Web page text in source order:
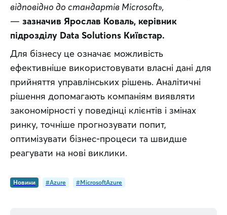
відповідно до стандартів Microsoft»,
— зазначив Ярослав Коваль, керівник
підрозділу Data Solutions Київстар.
Для бізнесу це означає можливість
ефективніше використовувати власні дані для
прийняття управлінських рішень. Аналітичні
рішення допомагають компаніям виявляти
закономірності у поведінці клієнтів і змінах
ринку, точніше прогнозувати попит,
оптимізувати бізнес-процеси та швидше
реагувати на нові виклики.
Новини #Azure #MicrosoftAzure